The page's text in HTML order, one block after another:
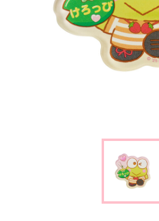
よくあるご質問